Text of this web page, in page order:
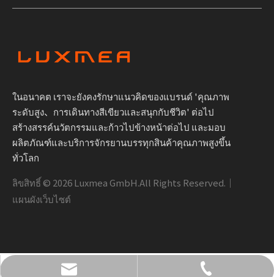
ในอนาคต เราจะยังคงรักษาแนวคิดของแบรนด์ 'คุณภาพ
ระดับสูง、การเดินทางสีเขียวและสนุกกับชีวิต' ต่อไป
สร้างสรรค์นวัตกรรมและก้าวไปข้างหน้าต่อไป และมอบ
ผลิตภัณฑ์และบริการจักรยานบรรทุกสินค้าคุณภาพสูงขึ้น
ทั่วโลก
ลิขสิทธิ์ © 2026Luxmea GmbH.All Rights Reserved.｜
แผนผังเว็บไซต์